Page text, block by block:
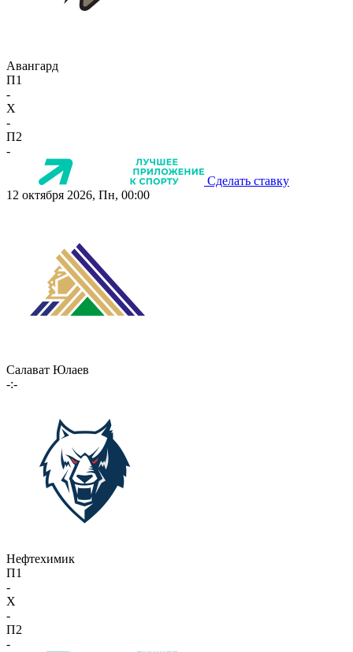
Авангард
П1
-
X
-
П2
-
Сделать ставку
12 октября 2026, Пн, 00:00
Салават Юлаев
-:-
Нефтехимик
П1
-
X
-
П2
-